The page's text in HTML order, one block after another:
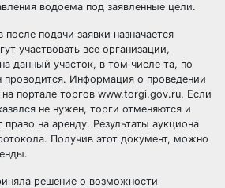
водоема под заявленные цели.
подачи заявки назначается
участвовать все организации,
данный участок, в том числе та, по
проводится. Информация о проведении
портале торгов www.torgi.gov.ru. Если
не нужен, торги отменяются и
право на аренду. Результаты аукциона
Получив этот документ, можно
решение о возможности